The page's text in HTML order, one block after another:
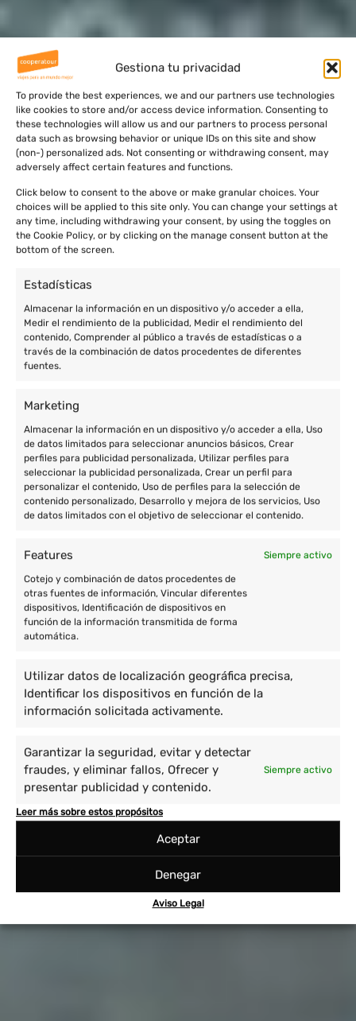
Gestiona tu privacidad
To provide the best experiences, we and our partners use technologies
like cookies to store and/or access device information. Consenting to
these technologies will allow us and our partners to process personal
data such as browsing behavior or unique IDs on this site and show
(non-) personalized ads. Not consenting or withdrawing consent, may
adversely affect certain features and functions.
Click below to consent to the above or make granular choices. Your
choices will be applied to this site only. You can change your settings at
any time, including withdrawing your consent, by using the toggles on
the Cookie Policy, or by clicking on the manage consent button at the
bottom of the screen.
Estadísticas
Almacenar la información en un dispositivo y/o acceder a ella,
Medir el rendimiento de la publicidad, Medir el rendimiento del
contenido, Comprender al público a través de estadísticas o a
través de la combinación de datos procedentes de diferentes
fuentes.
Marketing
Almacenar la información en un dispositivo y/o acceder a ella, Uso
de datos limitados para seleccionar anuncios básicos, Crear
perfiles para publicidad personalizada, Utilizar perfiles para
seleccionar la publicidad personalizada, Crear un perfil para
personalizar el contenido, Uso de perfiles para la selección de
contenido personalizado, Desarrollo y mejora de los servicios, Uso
de datos limitados con el objetivo de seleccionar el contenido.
Features Siempre activo
Cotejo y combinación de datos procedentes de
otras fuentes de información, Vincular diferentes
dispositivos, Identificación de dispositivos en
función de la información transmitida de forma
automática.
Utilizar datos de localización geográfica precisa,
Identificar los dispositivos en función de la
información solicitada activamente.
Garantizar la seguridad, evitar y detectar
fraudes, y eliminar fallos, Ofrecer y
presentar publicidad y contenido.
Siempre activo
Leer más sobre estos propósitos
Aceptar
Denegar
Aviso Legal